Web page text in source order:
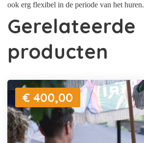
ook erg flexibel in de periode van het huren.
Gerelateerde
producten
€ 400,00